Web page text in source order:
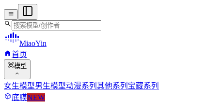
menu
search
MiaoYin
home首页
view_in_ar模型
expand_more
女生模型男生模型动漫系列 其他系列 宝藏系列
deployed_code底膜NEW